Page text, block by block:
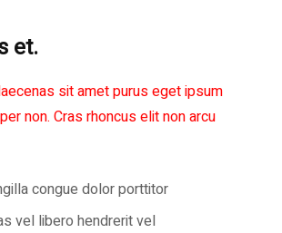
et.
sit amet purus eget ipsum
non. Cras rhoncus elit non arcu
congue dolor porttitor
vel libero hendrerit vel